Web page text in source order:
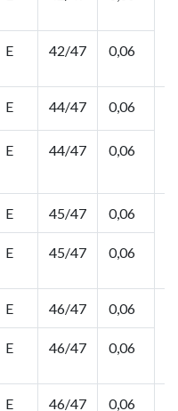
E 42/47 0,06
E 44/47 0,06
E 44/47 0,06
E 45/47 0,06
E 45/47 0,06
E 46/47 0,06
E 46/47 0,06
E 46/47 0,06